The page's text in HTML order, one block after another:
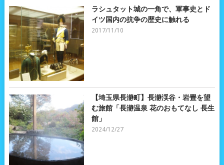
ラシュタット城の一角で、軍事史とド
イツ国内の抗争の歴史に触れる
2017/11/10
【埼玉県長瀞町】長瀞渓谷・岩畳を望
む旅館「長瀞温泉 花のおもてなし 長生
館」
2024/12/27